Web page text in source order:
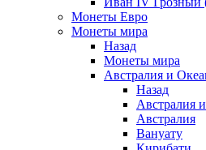
Монеты Евро
Монеты мира
Назад
Монеты мира
Австралия и
Назад
Австралия
Австралия
Вануату